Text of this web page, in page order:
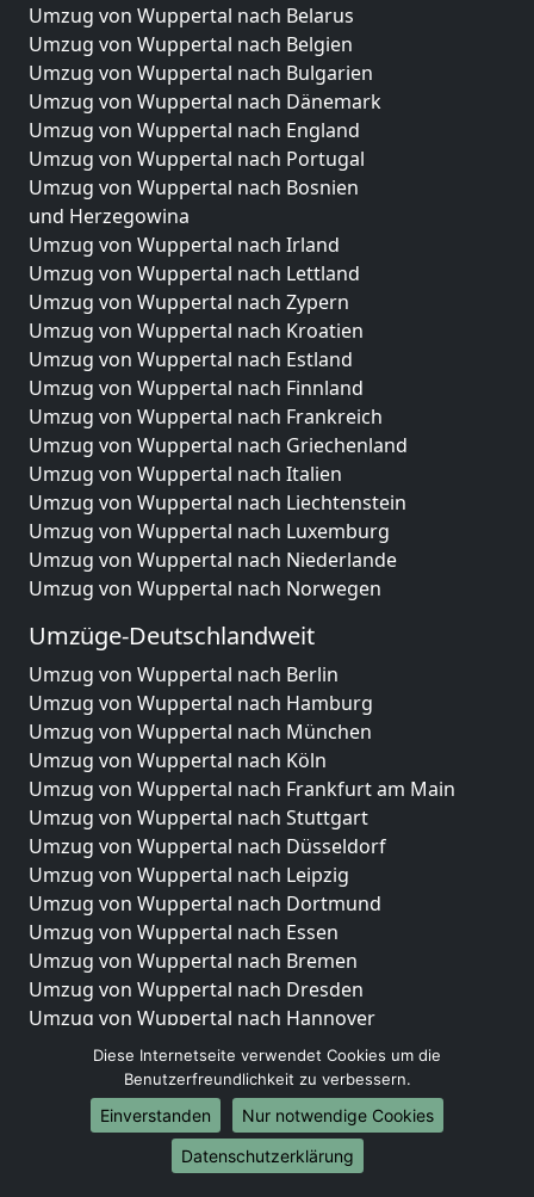
Umzug von Wuppertal nach Belarus
Umzug von Wuppertal nach Belgien
Umzug von Wuppertal nach Bulgarien
Umzug von Wuppertal nach Dänemark
Umzug von Wuppertal nach England
Umzug von Wuppertal nach Portugal
Umzug von Wuppertal nach Bosnien
und Herzegowina
Umzug von Wuppertal nach Irland
Umzug von Wuppertal nach Lettland
Umzug von Wuppertal nach Zypern
Umzug von Wuppertal nach Kroatien
Umzug von Wuppertal nach Estland
Umzug von Wuppertal nach Finnland
Umzug von Wuppertal nach Frankreich
Umzug von Wuppertal nach Griechenland
Umzug von Wuppertal nach Italien
Umzug von Wuppertal nach Liechtenstein
Umzug von Wuppertal nach Luxemburg
Umzug von Wuppertal nach Niederlande
Umzug von Wuppertal nach Norwegen
Umzüge-Deutschlandweit
Umzug von Wuppertal nach Berlin
Umzug von Wuppertal nach Hamburg
Umzug von Wuppertal nach München
Umzug von Wuppertal nach Köln
Umzug von Wuppertal nach Frankfurt am Main
Umzug von Wuppertal nach Stuttgart
Umzug von Wuppertal nach Düsseldorf
Umzug von Wuppertal nach Leipzig
Umzug von Wuppertal nach Dortmund
Umzug von Wuppertal nach Essen
Umzug von Wuppertal nach Bremen
Umzug von Wuppertal nach Dresden
Umzug von Wuppertal nach Hannover
Umzug von Wuppertal nach Nürnberg
Umzug von Wuppertal nach Duisburg
Umzug von Wuppertal nach Bochum
Umzug von Wuppertal nach Wuppertal
Umzug von Wuppertal nach Bielefeld
Diese Internetseite verwendet Cookies um die
Benutzerfreundlichkeit zu verbessern.
Einverstanden
Nur notwendige Cookies
Datenschutzerklärung